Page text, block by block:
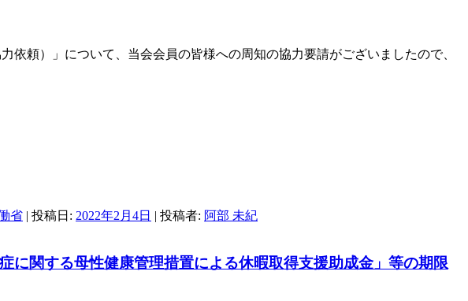
頼）」について、当会会員の皆様への周知の協力要請がございましたので、
省 | 投稿日: 2022年2月4日 | 投稿者: 阿部 未紀
に関する母性健康管理措置による休暇取得支援助成金」等の期限